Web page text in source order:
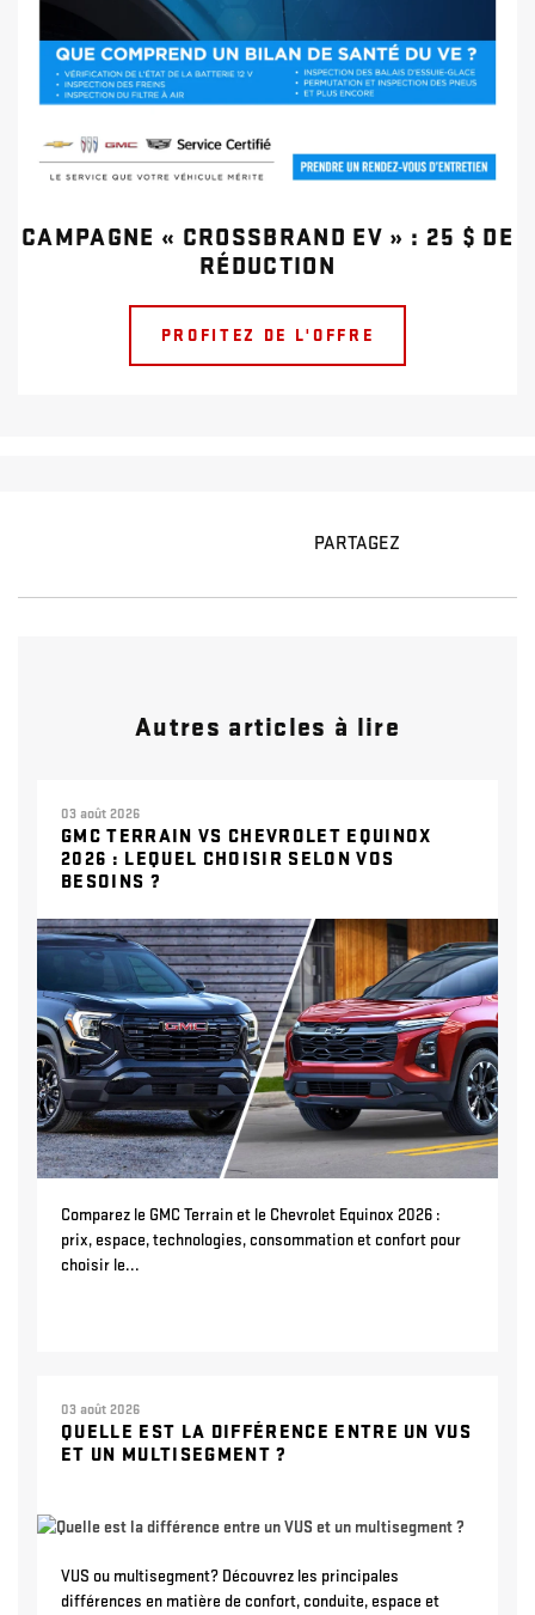
CAMPAGNE « CROSSBRAND EV » : 25 $ DE
RÉDUCTION
PROFITEZ DE L'OFFRE
PARTAGEZ
Autres articles à lire
03 août 2026
GMC TERRAIN VS CHEVROLET EQUINOX
2026 : LEQUEL CHOISIR SELON VOS
BESOINS ?
Comparez le GMC Terrain et le Chevrolet Equinox 2026 :
prix, espace, technologies, consommation et confort pour
choisir le...
03 août 2026
QUELLE EST LA DIFFÉRENCE ENTRE UN VUS
ET UN MULTISEGMENT ?
VUS ou multisegment? Découvrez les principales
différences en matière de confort, conduite, espace et